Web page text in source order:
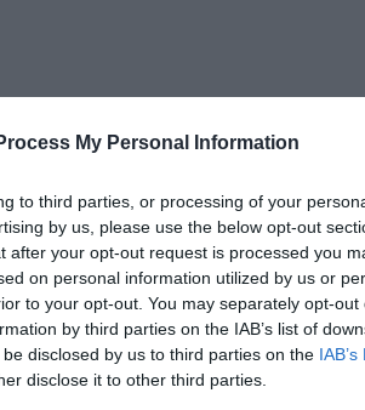
My Personal Information
to third parties, or processing of your
by us, please use the below opt-out
after your opt-out request is processed you
on personal information utilized by us or
to your opt-out. You may separately opt-out
by third parties on the IAB’s list of
disclosed by us to third parties on the
disclose it to other third parties.